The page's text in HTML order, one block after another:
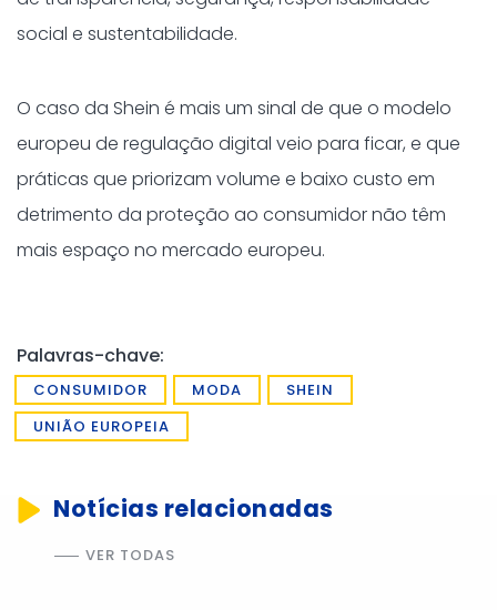
social e sustentabilidade.
O caso da Shein é mais um sinal de que o modelo
europeu de regulação digital veio para ficar, e que
práticas que priorizam volume e baixo custo em
detrimento da proteção ao consumidor não têm
mais espaço no mercado europeu.
Palavras-chave:
CONSUMIDOR MODA
SHEIN
UNIÃO EUROPEIA
Notícias relacionadas
VER TODAS